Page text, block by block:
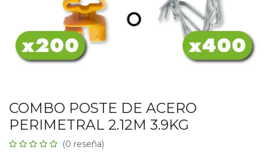
COMBO POSTE DE ACERO
PERIMETRAL 2.12M 3.9KG
(0 reseña)